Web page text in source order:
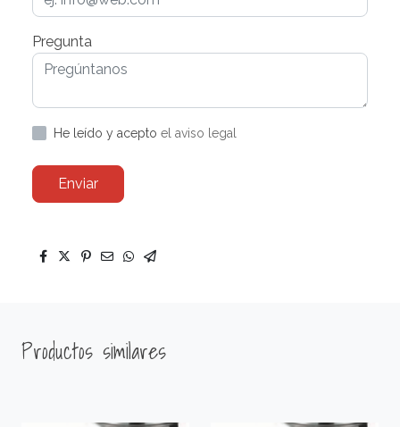
Pregunta
He leído y acepto el aviso legal
Enviar
Productos similares